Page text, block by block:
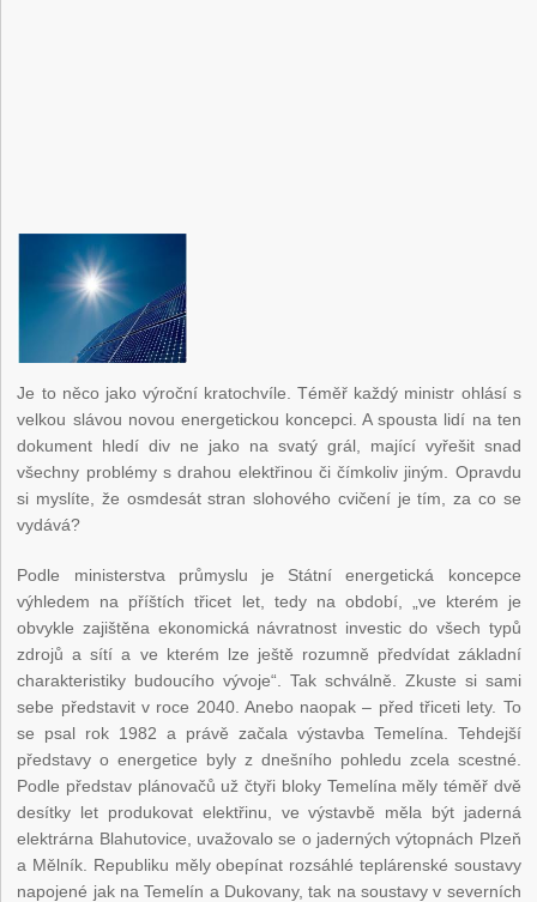
Je to něco jako výroční kratochvíle. Téměř každý ministr ohlásí s
velkou slávou novou energetickou koncepci. A spousta lidí na ten
dokument hledí div ne jako na svatý grál, mající vyřešit snad
všechny problémy s drahou elektřinou či čímkoliv jiným. Opravdu
si myslíte, že osmdesát stran slohového cvičení je tím, za co se
vydává?
Podle ministerstva průmyslu je Státní energetická koncepce
výhledem na příštích třicet let, tedy na období, „ve kterém je
obvykle zajištěna ekonomická návratnost investic do všech typů
zdrojů a sítí a ve kterém lze ještě rozumně předvídat základní
charakteristiky budoucího vývoje“. Tak schválně. Zkuste si sami
sebe představit v roce 2040. Anebo naopak – před třiceti lety. To
se psal rok 1982 a právě začala výstavba Temelína. Tehdejší
představy o energetice byly z dnešního pohledu zcela scestné.
Podle představ plánovačů už čtyři bloky Temelína měly téměř dvě
desítky let produkovat elektřinu, ve výstavbě měla být jaderná
elektrárna Blahutovice, uvažovalo se o jaderných výtopnách Plzeň
a Mělník. Republiku měly obepínat rozsáhlé teplárenské soustavy
napojené jak na Temelín a Dukovany, tak na soustavy v severních